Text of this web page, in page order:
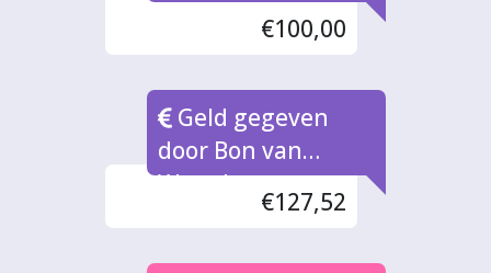
inleverpunt
€100,00
Geld gegeven
door Bon van
Waarde naar rato
€127,52